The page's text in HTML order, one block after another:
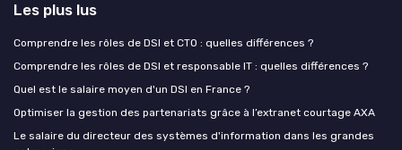
Les plus lus
Comprendre les rôles de DSI et CTO : quelles différences ?
Comprendre les rôles de DSI et responsable IT : quelles différences ?
Quel est le salaire moyen d'un DSI en France ?
Optimiser la gestion des partenariats grâce à l’extranet courtage AXA
Le salaire du directeur des systèmes d'information dans les grandes